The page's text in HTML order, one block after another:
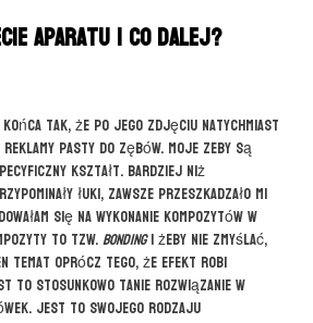
aparatu i co dalej?
tak, że po jego zdjęciu natychmiast
pasty do zębów. Moje zeby są
kształt. Bardziej niż
łuki, zawsze przeszkadzało mi
się na wykonanie kompozytów w
to tzw.bondingi żeby nie zmyślać,
temat oprócz tego, że efekt robi
to stosunkowo tanie rozwiązanie w
Jest to swojego rodzaju